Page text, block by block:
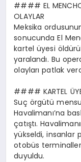
#### EL
OLAYLAR
Meksika
sonucunda El
kartel üyesi
yaralandı. Bu
olayları patlak
#### KARTEL
Suç örgütü
Havalimanı’na
çatıştı.
yükseldi, insanlar
otobüs
duyuldu.